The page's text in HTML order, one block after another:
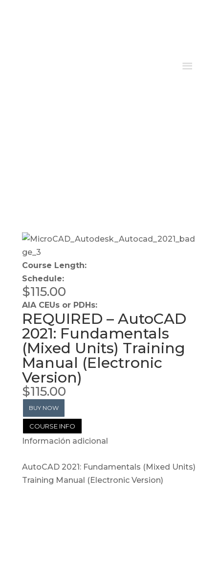
Course Length:
Schedule:
$115.00
AIA CEUs or PDHs:
REQUIRED – AutoCAD
2021: Fundamentals
(Mixed Units) Training
Manual (Electronic
Version)
$115.00
BUY NOW
COURSE INFO
Información adicional
AutoCAD 2021: Fundamentals (Mixed Units)
Training Manual (Electronic Version)